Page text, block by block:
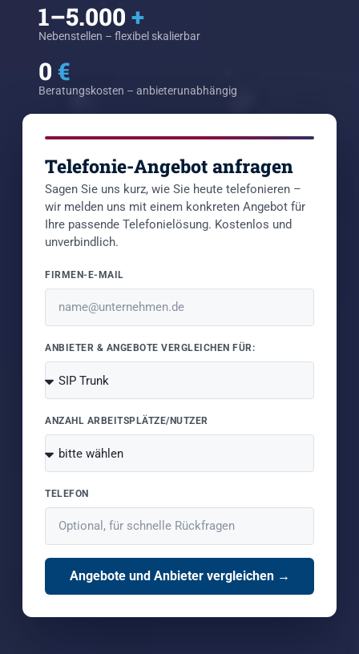
1–5.000 +
Nebenstellen – flexibel skalierbar
0 €
Beratungskosten – anbieterunabhängig
Telefonie-Angebot anfragen
Sagen Sie uns kurz, wie Sie heute telefonieren –
wir melden uns mit einem konkreten Angebot für
Ihre passende Telefonielösung. Kostenlos und
unverbindlich.
FIRMEN-E-MAIL
ANBIETER & ANGEBOTE VERGLEICHEN FÜR:
ANZAHL ARBEITSPLÄTZE/NUTZER
TELEFON
Angebote und Anbieter vergleichen →